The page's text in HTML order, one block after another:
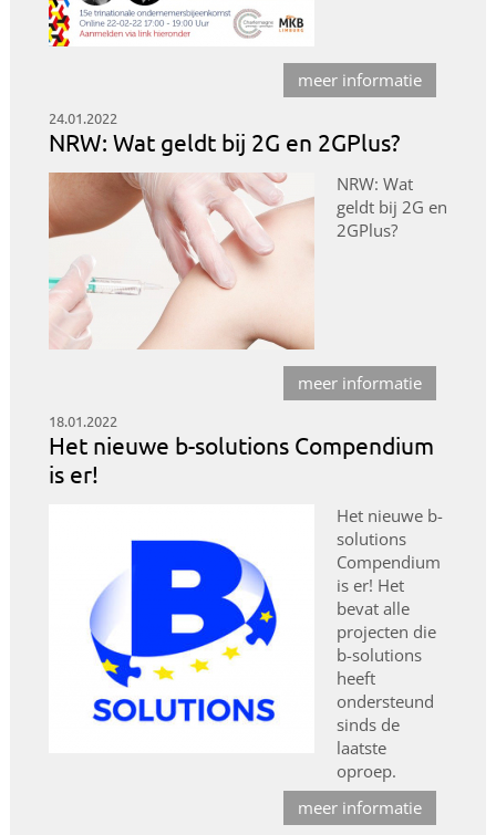
meer informatie
24.01.2022
NRW: Wat geldt bij 2G en 2GPlus?
NRW: Wat
geldt bij 2G en
2GPlus?
meer informatie
18.01.2022
Het nieuwe b-solutions Compendium
is er!
Het nieuwe b-
solutions
Compendium
is er! Het
bevat alle
projecten die
b-solutions
heeft
ondersteund
sinds de
laatste
oproep.
meer informatie